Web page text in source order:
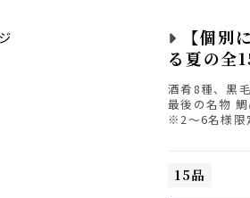
【個
る夏の全
酒肴8種、黒
最後の名物
※2～6名様限
15品